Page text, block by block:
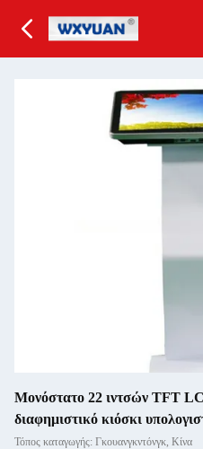
Μονόστατο 22 ιντσών TFT
διαφημιστικό κιόσκι
Τόπος καταγωγής: Γκουανγκντόνγκ, Κίνα